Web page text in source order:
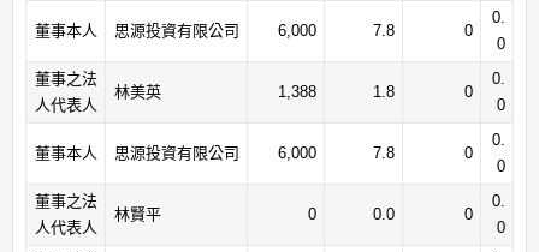
董事本人 思源投資有限公司 6,000 7.8 0
0.
0
董事之法
人代表人
林美英 1,388 1.8 0
0.
0
董事本人 思源投資有限公司 6,000 7.8 0
0.
0
董事之法
人代表人
林賢平 0 0.0 0
0.
0